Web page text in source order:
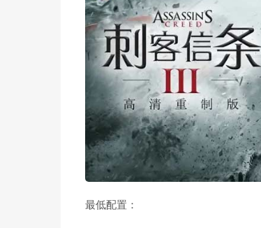
最低配置：